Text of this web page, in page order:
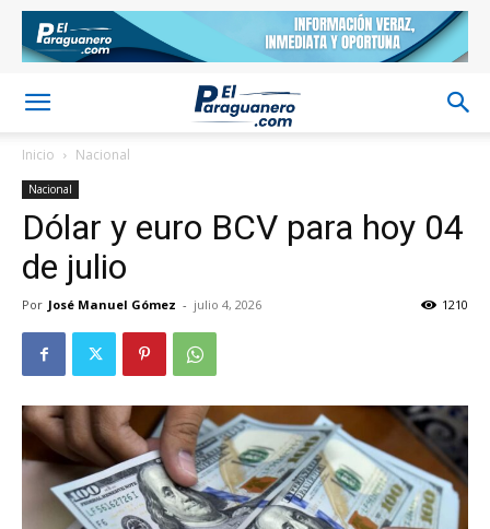
Inicio Nacional
Nacional
Dólar y euro BCV para hoy 04
de julio
Por José Manuel Gómez - julio 4, 2026 1210